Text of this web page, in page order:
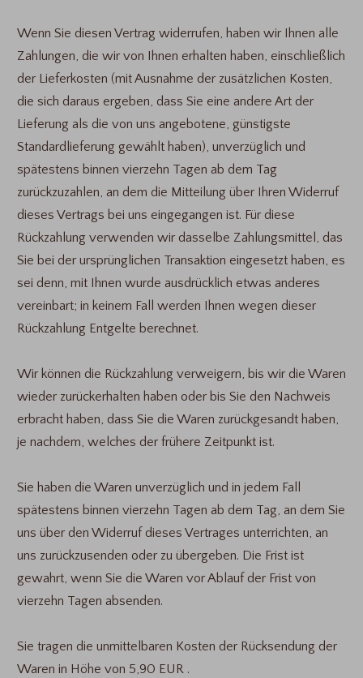
Wenn Sie diesen Vertrag widerrufen, haben wir Ihnen alle
Zahlungen, die wir von Ihnen erhalten haben, einschließlich
der Lieferkosten (mit Ausnahme der zusätzlichen Kosten,
die sich daraus ergeben, dass Sie eine andere Art der
Lieferung als die von uns angebotene, günstigste
Standardlieferung gewählt haben), unverzüglich und
spätestens binnen vierzehn Tagen ab dem Tag
zurückzuzahlen, an dem die Mitteilung über Ihren Widerruf
dieses Vertrags bei uns eingegangen ist. Für diese
Rückzahlung verwenden wir dasselbe Zahlungsmittel, das
Sie bei der ursprünglichen Transaktion eingesetzt haben, es
sei denn, mit Ihnen wurde ausdrücklich etwas anderes
vereinbart; in keinem Fall werden Ihnen wegen dieser
Rückzahlung Entgelte berechnet.
Wir können die Rückzahlung verweigern, bis wir die Waren
wieder zurückerhalten haben oder bis Sie den Nachweis
erbracht haben, dass Sie die Waren zurückgesandt haben,
je nachdem, welches der frühere Zeitpunkt ist.
Sie haben die Waren unverzüglich und in jedem Fall
spätestens binnen vierzehn Tagen ab dem Tag, an dem Sie
uns über den Widerruf dieses Vertrages unterrichten, an
uns zurückzusenden oder zu übergeben. Die Frist ist
gewahrt, wenn Sie die Waren vor Ablauf der Frist von
vierzehn Tagen absenden.
Sie tragen die unmittelbaren Kosten der Rücksendung der
Waren in Höhe von 5,90 EUR .